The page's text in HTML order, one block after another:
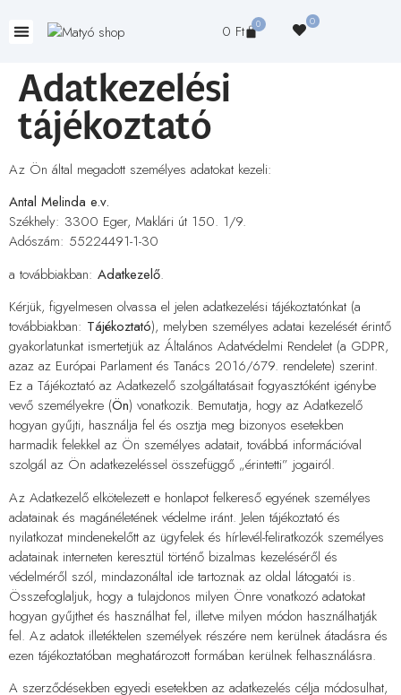
0 Ft 0 0
Adatkezelési
tájékoztató
Az Ön által megadott személyes adatokat kezeli:
Antal Melinda e.v.
Székhely: 3300 Eger, Maklári út 150. 1/9.
Adószám: 55224491-1-30
a továbbiakban: Adatkezelő.
Kérjük, figyelmesen olvassa el jelen adatkezelési tájékoztatónkat (a
továbbiakban: Tájékoztató), melyben személyes adatai kezelését érintő
gyakorlatunkat ismertetjük az Általános Adatvédelmi Rendelet (a GDPR,
azaz az Európai Parlament és Tanács 2016/679. rendelete) szerint.
Ez a Tájékoztató az Adatkezelő szolgáltatásait fogyasztóként igénybe
vevő személyekre (Ön) vonatkozik. Bemutatja, hogy az Adatkezelő
hogyan gyűjti, használja fel és osztja meg bizonyos esetekben
harmadik felekkel az Ön személyes adatait, továbbá információval
szolgál az Ön adatkezeléssel összefüggő „érintetti” jogairól.
Az Adatkezelő elkötelezett e honlapot felkereső egyének személyes
adatainak és magánéletének védelme iránt. Jelen tájékoztató és
nyilatkozat mindenekelőtt az ügyfelek és hírlevél-feliratkozók személyes
adatainak interneten keresztül történő bizalmas kezeléséről és
védelméről szól, mindazonáltal ide tartoznak az oldal látogatói is.
Összefoglaljuk, hogy a tulajdonos milyen Önre vonatkozó adatokat
hogyan gyűjthet és használhat fel, illetve milyen módon használhatják
fel. Az adatok illetéktelen személyek részére nem kerülnek átadásra és
ezen tájékoztatóban meghatározott formában kerülnek felhasználásra.
A szerződésekben egyedi esetekben az adatkezelés célja módosulhat,